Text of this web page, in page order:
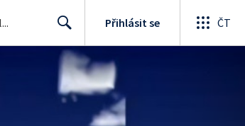
Search
Přihlásit se ČT